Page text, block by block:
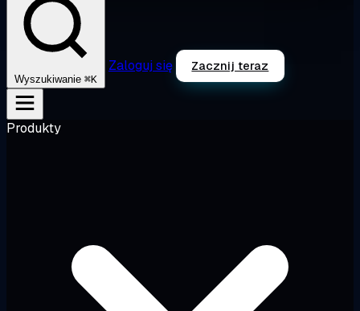
Wyszukiwanie ⌘K
Zaloguj się Zacznij teraz
Produkty